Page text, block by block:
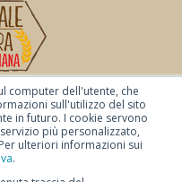
computer dell'utente, che
sull'utilizzo del sito
in futuro. I cookie servono
più personalizzato,
ulteriori informazioni sui
.